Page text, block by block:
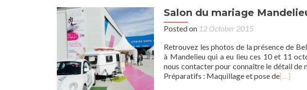
Salon du mariage
Posted on 12 October 2015
Retrouvez les photos de la présence de
à Mandelieu qui a eu lieu ces 10 et 11
nous contacter pour connaître le détail de
Préparatifs : Maquillage et pose de[…]